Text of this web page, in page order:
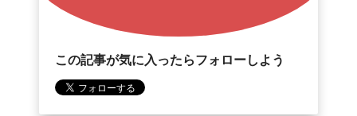
この記事が気に入ったらフォローしよう